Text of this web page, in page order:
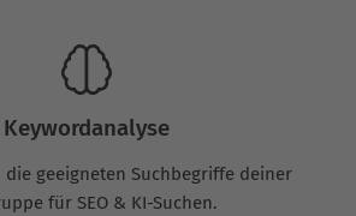
Keywordanalyse
die geeigneten Suchbegriffe deiner
für SEO & KI-Suchen.